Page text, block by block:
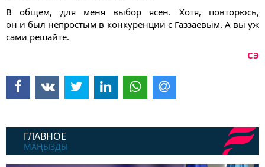
ГЛАВНОЕ
МАҢЫЗДЫ
В общем, для меня выбор ясен. Хотя, повторюсь,
он и был непростым в конкуренции с Газзаевым. А вы уж
сами решайте.
СЭ